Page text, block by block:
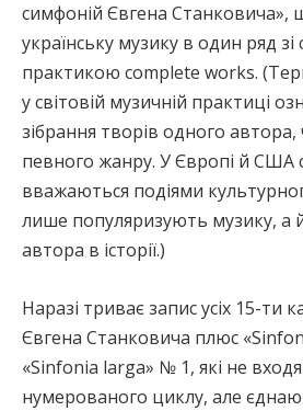
симфоній Євгена Станковича»,
українську музику в один ряд зі
практикою complete works.
у світовій музичній практиці
зібрання творів одного
певного жанру. У Європі й США
вважаються подіями
лише популяризують музику, а
автора в історії.)
Наразі триває запис усіх 15-ти
Євгена Станковича плюс
«Sinfonia larga» № 1, які не
нумерованого циклу, але